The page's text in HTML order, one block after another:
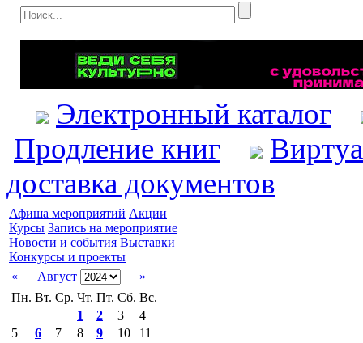
Электронный каталог
Продление книг
доставка документов
Афиша мероприятий Акции
Курсы Запись на мероприятие
Новости и события Выставки
Конкурсы и проекты
«
Август
»
Пн. Вт. Ср. Чт. Пт. Сб. Вс.
1
2 3
4
5
6 7 8 9 10
11